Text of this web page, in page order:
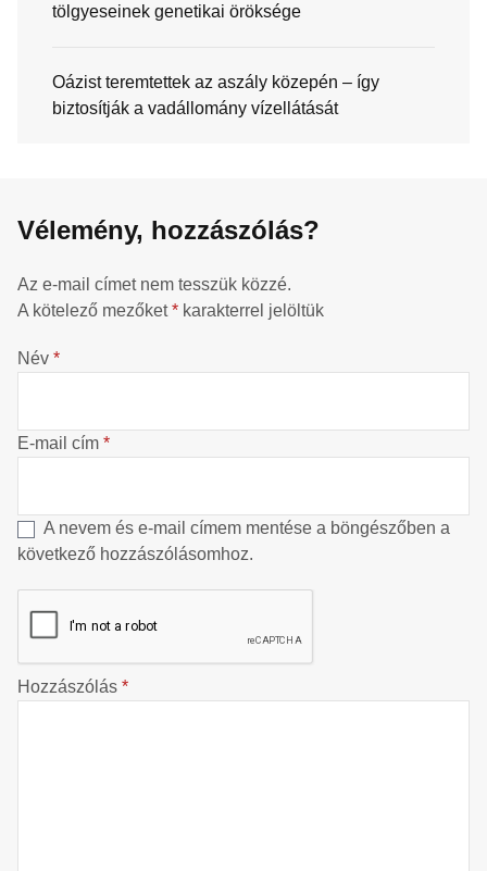
tölgyeseinek genetikai öröksége
Oázist teremtettek az aszály közepén – így
biztosítják a vadállomány vízellátását
Vélemény, hozzászólás?
Az e-mail címet nem tesszük közzé.
A kötelező mezőket* karakterrel jelöltük
Név *
E-mail cím *
A nevem és e-mail címem mentése a böngészőben a
következő hozzászólásomhoz.
Hozzászólás *